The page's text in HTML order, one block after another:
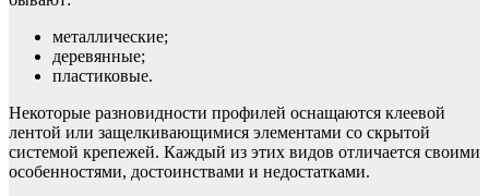
металлические;
деревянные;
пластиковые.
Некоторые разновидности профилей оснащаются клеевой
лентой или защелкивающимися элементами со скрытой
системой крепежей. Каждый из этих видов отличается своими
особенностями, достоинствами и недостатками.